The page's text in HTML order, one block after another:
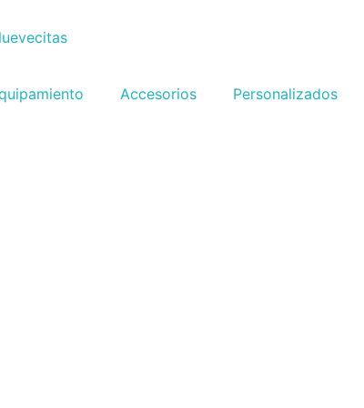
Accesorios Personalizados